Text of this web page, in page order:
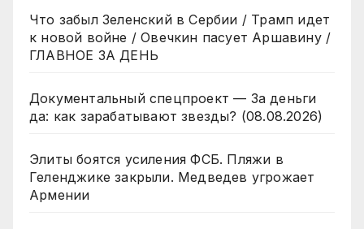
Что забыл Зеленский в Сербии / Трамп идет
к новой войне / Овечкин пасует Аршавину /
ГЛАВНОЕ ЗА ДЕНЬ
Документальный спецпроект — За деньги
да: как зарабатывают звезды? (08.08.2026)
Элиты боятся усиления ФСБ. Пляжи в
Геленджике закрыли. Медведев угрожает
Армении